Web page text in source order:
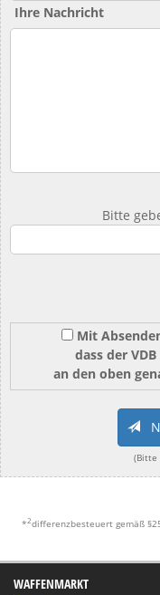
Ihre Nachricht
Bitte
Mit
dass der
an den oben
(Bitte
*2differenzbesteuert gemäß
WAFFENMARKT